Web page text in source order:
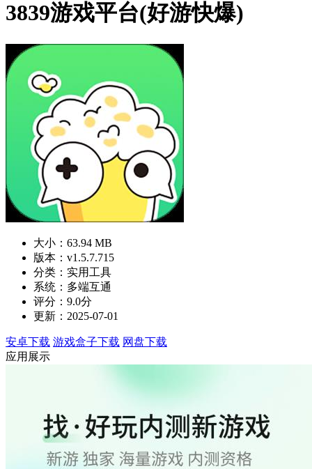
3839游戏平台(好游快爆)
大小：63.94 MB
版本：v1.5.7.715
分类：实用工具
系统：多端互通
评分：9.0分
更新：2025-07-01
安卓下载 游戏盒子下载 网盘下载
应用展示